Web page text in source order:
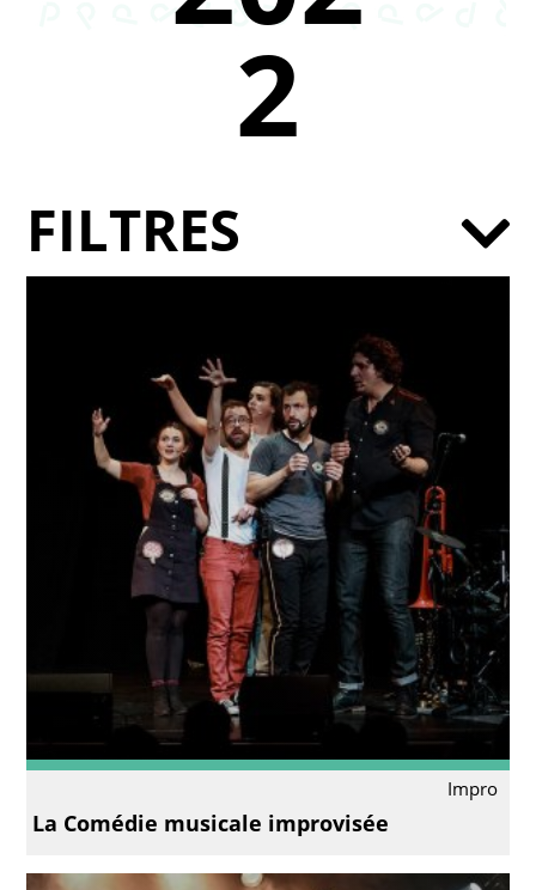
2
Impro
La Comédie musicale improvisée
FILTRES